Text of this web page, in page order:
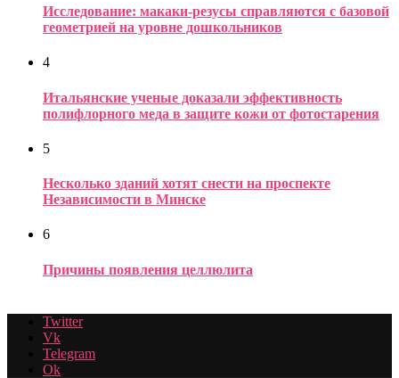
Исследование: макаки-резусы справляются с базовой
геометрией на уровне дошкольников
4
Итальянские ученые доказали эффективность
полифлорного меда в защите кожи от фотостарения
5
Несколько зданий хотят снести на проспекте
Независимости в Минске
6
Причины появления целлюлита
Twitter
Vk
Telegram
Ok